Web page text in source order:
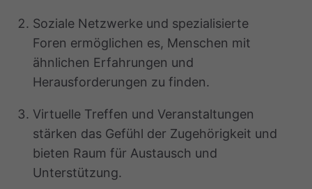
Soziale Netzwerke und spezialisierte
Foren ermöglichen es, Menschen mit
ähnlichen Erfahrungen und
Herausforderungen zu finden.
Virtuelle Treffen und Veranstaltungen
stärken das Gefühl der Zugehörigkeit und
bieten Raum für Austausch und
Unterstützung.